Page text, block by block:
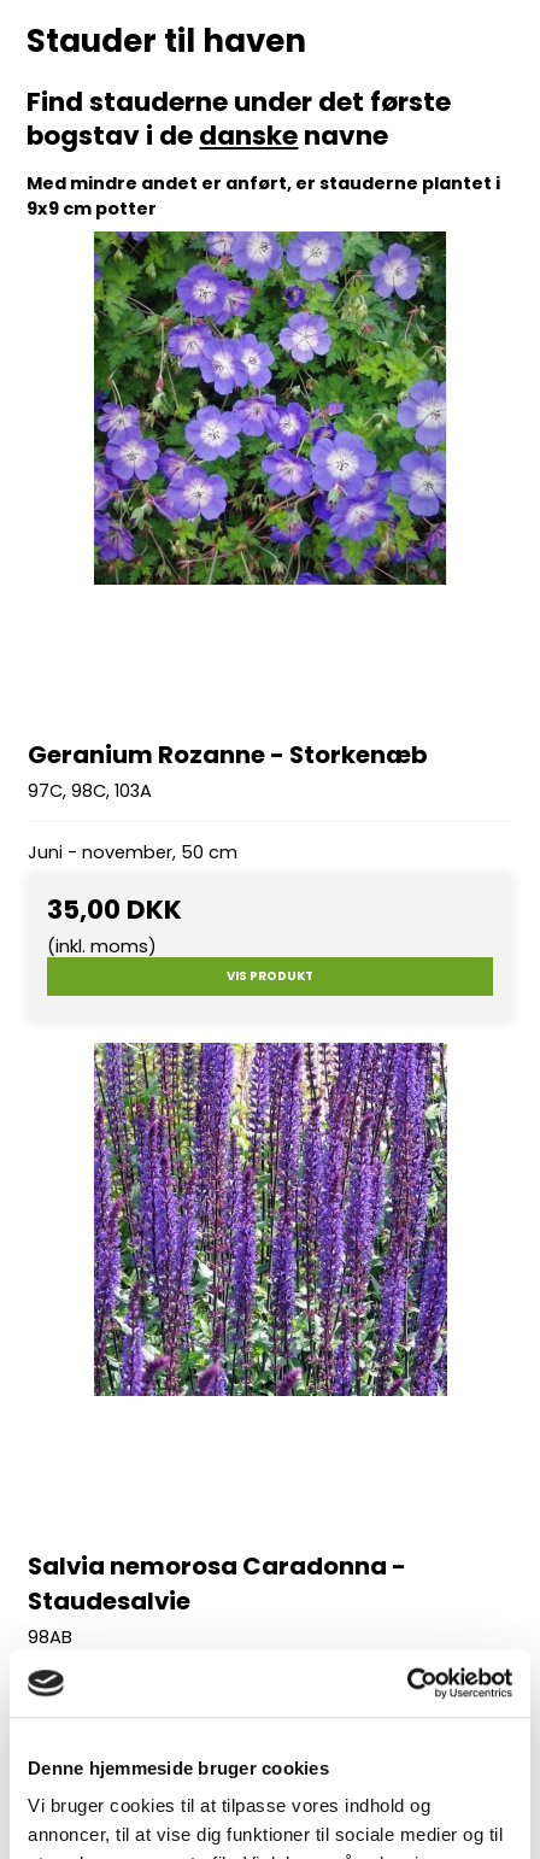
Denne hjemmeside bruger cookies
Vi bruger cookies til at tilpasse vores indhold og
annoncer, til at vise dig funktioner til sociale medier og til
Stauder til haven
Find stauderne under det første
bogstav i dedanskenavne
Med mindre andet er anført, er stauderne plantet i
9x9 cm potter
Geranium Rozanne - Storkenæb
97C, 98C, 103A
Juni - november, 50 cm
35,00 DKK
(inkl. moms)
VIS PRODUKT
Salvia nemorosa Caradonna -
Staudesalvie
98AB
Juni-august, 60 cm
30,00 DKK